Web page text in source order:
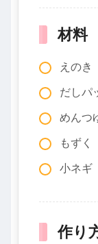
材料
えのき
だしパ
めんつ
もずく
小ネギ
作り